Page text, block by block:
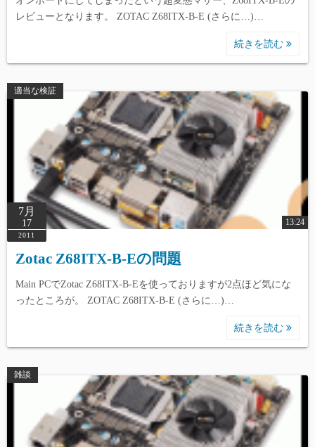
レビューとなります。 ZOTAC Z68ITX-B-E (さらに…)…
続きを読む
適当な検証
7月
17
2011
13:24
Zotac Z68ITX-B-Eの問題
Main PCでZotac Z68ITX-B-Eを使っておりますが2点ほど気にな
ったところが。 ZOTAC Z68ITX-B-E (さらに…)…
続きを読む
雑談